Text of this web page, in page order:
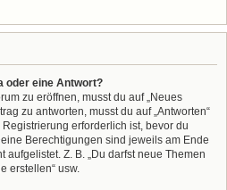
oder eine Antwort?
zu eröffnen, musst du auf „Neues
zu antworten, musst du auf „Antworten“
erforderlich ist, bevor du
Berechtigungen sind jeweils am Ende
Z. B. „Du darfst neue Themen
erstellen“ usw.